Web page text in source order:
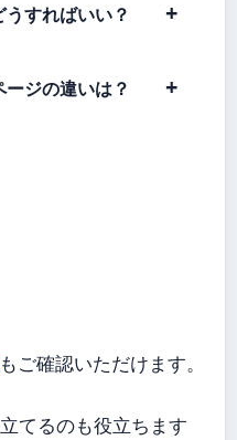
すればいい？
ジの違いは？
もご確認いただけます。
てるのも役立ちます